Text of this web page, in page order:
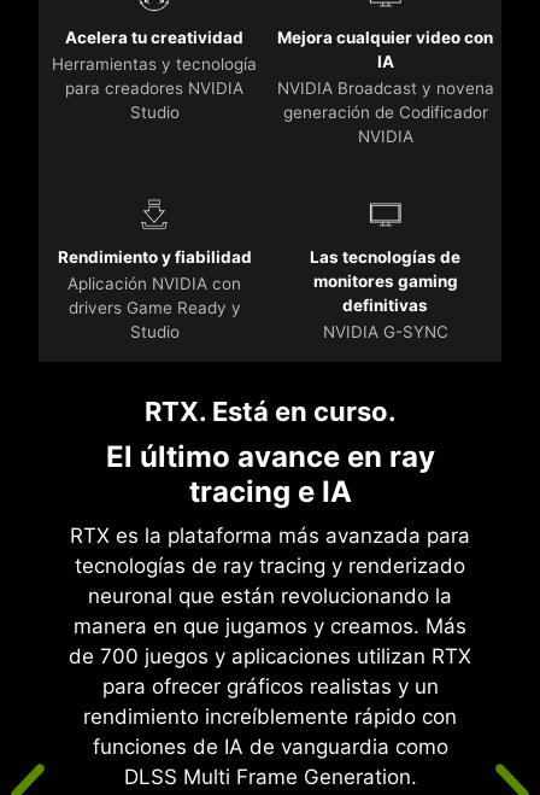
Acelera tu creatividad
Herramientas y tecnología
para creadores NVIDIA
Studio
Mejora cualquier video con
IA
NVIDIA Broadcast y novena
generación de Codificador
NVIDIA
Rendimiento y fiabilidad
Aplicación NVIDIA con
drivers Game Ready y
Studio
Las tecnologías de
monitores gaming
definitivas
NVIDIA G-SYNC
RTX. Está en curso.
El último avance en ray
tracing e IA
RTX es la plataforma más avanzada para
tecnologías de ray tracing y renderizado
neuronal que están revolucionando la
manera en que jugamos y creamos. Más
de 700 juegos y aplicaciones utilizan RTX
para ofrecer gráficos realistas y un
rendimiento increíblemente rápido con
funciones de IA de vanguardia como
DLSS Multi Frame Generation.